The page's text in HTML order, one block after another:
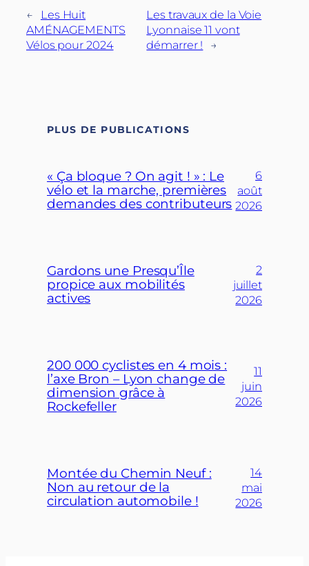
←
Les Huit
AMÉNAGEMENTS
Vélos pour 2024
Les travaux de la Voie
Lyonnaise 11 vont
démarrer !
→
PLUS DE PUBLICATIONS
« Ça bloque ? On agit ! » : Le
vélo et la marche, premières
demandes des contributeurs
6
août
2026
Gardons une Presqu’Île
propice aux mobilités
actives
2
juillet
2026
200 000 cyclistes en 4 mois :
l’axe Bron – Lyon change de
dimension grâce à
Rockefeller
11
juin
2026
Montée du Chemin Neuf :
Non au retour de la
circulation automobile !
14
mai
2026